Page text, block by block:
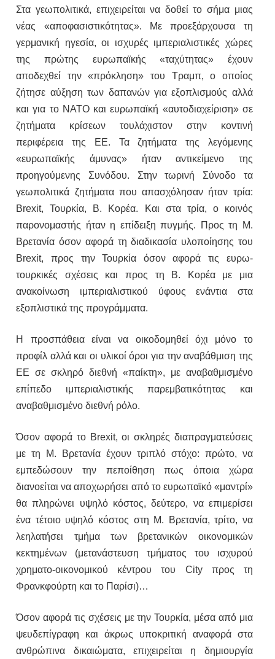
Στα γεωπολιτικά, επιχειρείται να δοθεί το σήμα μιας
νέας «αποφασιστικότητας». Με προεξάρχουσα τη
γερμανική ηγεσία, οι ισχυρές ιμπεριαλιστικές χώρες
της πρώτης ευρωπαϊκής «ταχύτητας» έχουν
αποδεχθεί την «πρόκληση» του Τραμπ, ο οποίος
ζήτησε αύξηση των δαπανών για εξοπλισμούς αλλά
και για το ΝΑΤΟ και ευρωπαϊκή «αυτοδιαχείριση» σε
ζητήματα κρίσεων τουλάχιστον στην κοντινή
περιφέρεια της ΕΕ. Τα ζητήματα της λεγόμενης
«ευρωπαϊκής άμυνας» ήταν αντικείμενο της
προηγούμενης Συνόδου. Στην τωρινή Σύνοδο τα
γεωπολιτικά ζητήματα που απασχόλησαν ήταν τρία:
Brexit, Τουρκία, Β. Κορέα. Και στα τρία, ο κοινός
παρονομαστής ήταν η επίδειξη πυγμής. Προς τη Μ.
Βρετανία όσον αφορά τη διαδικασία υλοποίησης του
Brexit, προς την Τουρκία όσον αφορά τις ευρω-
τουρκικές σχέσεις και προς τη Β. Κορέα με μια
ανακοίνωση ιμπεριαλιστικού ύφους ενάντια στα
εξοπλιστικά της προγράμματα.
Η προσπάθεια είναι να οικοδομηθεί όχι μόνο το
προφίλ αλλά και οι υλικοί όροι για την αναβάθμιση της
ΕΕ σε σκληρό διεθνή «παίκτη», με αναβαθμισμένο
επίπεδο ιμπεριαλιστικής παρεμβατικότητας και
αναβαθμισμένο διεθνή ρόλο.
Όσον αφορά το Brexit, οι σκληρές διαπραγματεύσεις
με τη Μ. Βρετανία έχουν τριπλό στόχο: πρώτο, να
εμπεδώσουν την πεποίθηση πως όποια χώρα
διανοείται να αποχωρήσει από το ευρωπαϊκό «μαντρί»
θα πληρώνει υψηλό κόστος, δεύτερο, να επιμερίσει
ένα τέτοιο υψηλό κόστος στη Μ. Βρετανία, τρίτο, να
λεηλατήσει τμήμα των βρετανικών οικονομικών
κεκτημένων (μετανάστευση τμήματος του ισχυρού
χρηματο-οικονομικού κέντρου του City προς τη
Φρανκφούρτη και το Παρίσι)…
Όσον αφορά τις σχέσεις με την Τουρκία, μέσα από μια
ψευδεπίγραφη και άκρως υποκριτική αναφορά στα
ανθρώπινα δικαιώματα, επιχειρείται η δημιουργία